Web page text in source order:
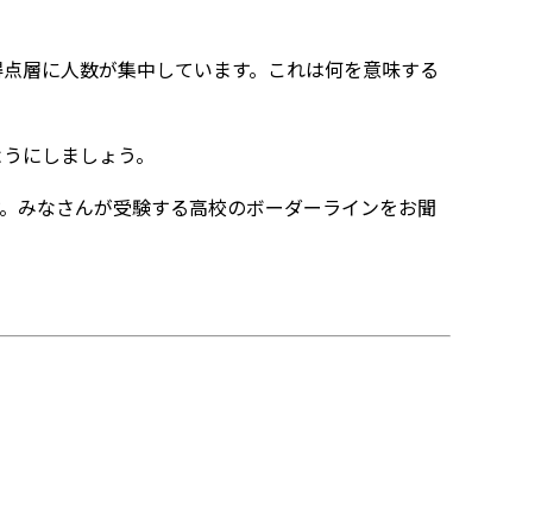
層に人数が集中しています。これは何を意味する
にしましょう。
みなさんが受験する高校のボーダーラインをお聞